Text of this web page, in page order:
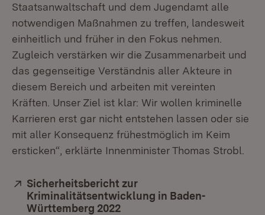
Staatsanwaltschaft und dem Jugendamt alle
notwendigen Maßnahmen zu treffen, landesweit
einheitlich und früher in den Fokus nehmen.
Zugleich verstärken wir die Zusammenarbeit und
das gegenseitige Verständnis aller Akteure in
diesem Bereich und arbeiten mit vereinten
Kräften. Unser Ziel ist klar: Wir wollen kriminelle
Karrieren erst gar nicht entstehen lassen oder sie
mit aller Konsequenz frühestmöglich im Keim
ersticken“, erklärte Innenminister Thomas Strobl.
Extern:
Sicherheitsbericht zur
Kriminalitätsentwicklung in Baden-
Württemberg 2022